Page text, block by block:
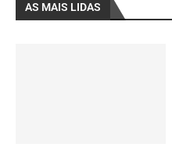
AS MAIS LIDAS